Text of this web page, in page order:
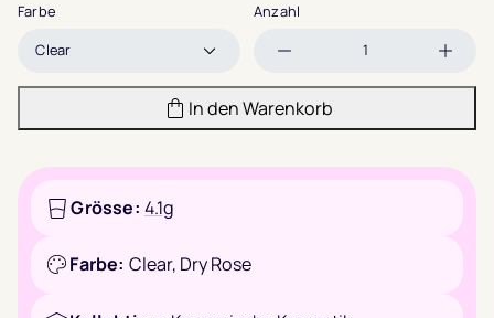
Farbe Anzahl
verringern
In den Warenkorb
Grösse: 4.1g
Farbe: Clear, Dry Rose